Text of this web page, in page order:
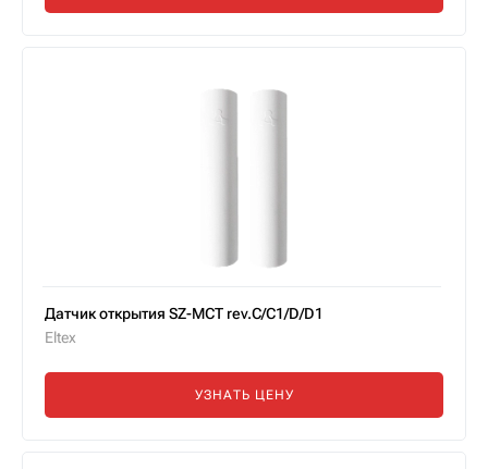
Датчик открытия SZ-MCT rev.C/C1/D/D1
Eltex
УЗНАТЬ ЦЕНУ